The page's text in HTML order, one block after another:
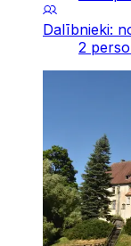
Dalībnieki:
2